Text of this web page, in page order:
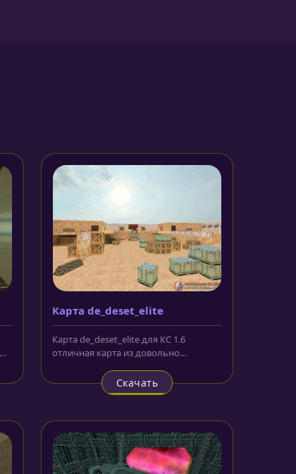
Карта de_deset_elite
Карта de_deset_elite для КС 1.6
отличная карта из довольно
Как...
Скачать